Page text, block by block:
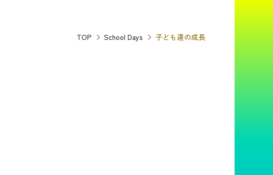
TOP School Days 子ども達の成長